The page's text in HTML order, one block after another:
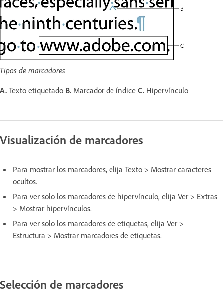
Tipos de marcadores
A. Texto etiquetado B. Marcador de índice C. Hipervínculo
Visualización de marcadores
Para mostrar los marcadores, elija Texto > Mostrar caracteres
ocultos.
Para ver solo los marcadores de hipervínculo, elija Ver > Extras
> Mostrar hipervínculos.
Para ver solo los marcadores de etiquetas, elija Ver >
Estructura > Mostrar marcadores de etiquetas.
Selección de marcadores